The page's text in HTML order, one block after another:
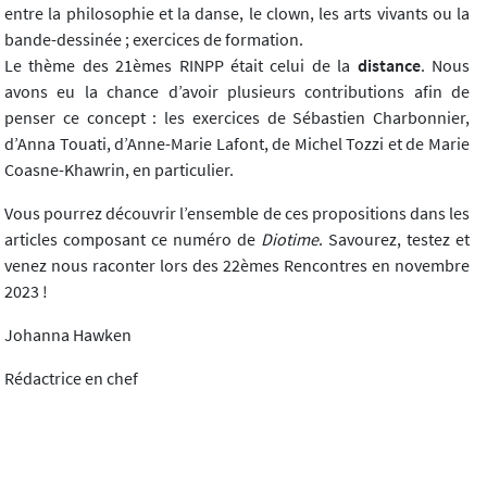
entre la philosophie et la danse, le clown, les arts vivants ou la
bande-dessinée ; exercices de formation.
Le thème des 21èmes RINPP était celui de la distance. Nous
avons eu la chance d’avoir plusieurs contributions afin de
penser ce concept : les exercices de Sébastien Charbonnier,
d’Anna Touati, d’Anne-Marie Lafont, de Michel Tozzi et de Marie
Coasne-Khawrin, en particulier.
Vous pourrez découvrir l’ensemble de ces propositions dans les
articles composant ce numéro de Diotime. Savourez, testez et
venez nous raconter lors des 22èmes Rencontres en novembre
2023 !
Johanna Hawken
Rédactrice en chef